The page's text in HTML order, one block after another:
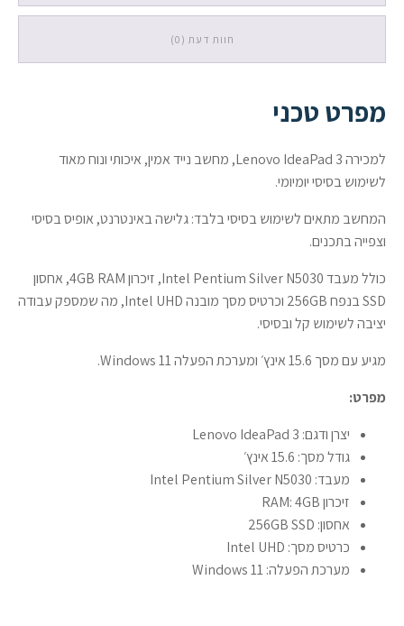
/
/
/
חוות דעת (0)
מפרט טכני
למכירה Lenovo IdeaPad 3, מחשב נייד אמין, איכותי ונוח מאוד
לשימוש בסיסי יומיומי.
המחשב מתאים לשימוש בסיסי בלבד: גלישה באינטרנט, אופיס בסיסי
וצפייה בתכנים.
כולל מעבד Intel Pentium Silver N5030, זיכרון 4GB RAM, אחסון
SSD בנפח 256GB וכרטיס מסך מובנה Intel UHD, מה שמספק עבודה
יציבה לשימוש קל ובסיסי.
מגיע עם מסך 15.6 אינץ׳ ומערכת הפעלה Windows 11.
מפרט:
יצרן ודגם: Lenovo IdeaPad 3
גודל מסך: 15.6 אינץ׳
מעבד: Intel Pentium Silver N5030
זיכרון RAM: 4GB
אחסון: 256GB SSD
כרטיס מסך: Intel UHD
מערכת הפעלה: Windows 11